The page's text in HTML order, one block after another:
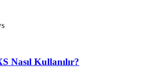
Nasıl Kullanılır?